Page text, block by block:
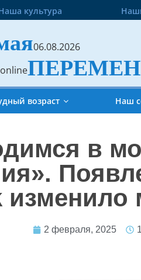
культура
06.08.2026
возраст Наш
в
изменило
2 февраля, 2025